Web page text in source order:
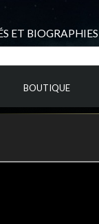
ET BIOGRAPHIES
BOUTIQUE